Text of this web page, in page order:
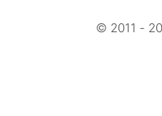
© 2011 -